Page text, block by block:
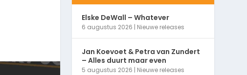
Elske DeWall – Whatever
6 augustus 2026 | Nieuwe releases
Jan Koevoet & Petra van Zundert
– Alles duurt maar even
5 augustus 2026 | Nieuwe releases